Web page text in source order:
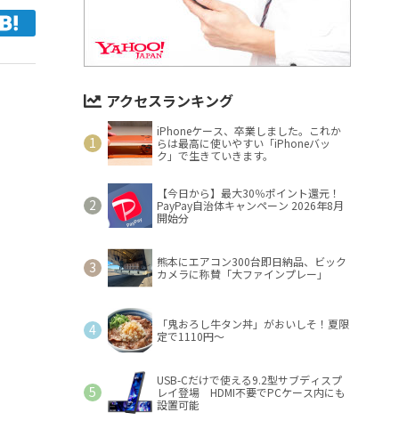
アクセスランキング
iPhoneケース、卒業しました。これか
らは最高に使いやすい「iPhoneバッ
ク」で生きていきます。
【今日から】最大30％ポイント還元！
PayPay自治体キャンペーン 2026年8月
開始分
熊本にエアコン300台即日納品、ビック
カメラに称賛「大ファインプレー」
「鬼おろし牛タン丼」がおいしそ！夏限
定で1110円～
USB-Cだけで使える9.2型サブディスプ
レイ登場 HDMI不要でPCケース内にも
設置可能